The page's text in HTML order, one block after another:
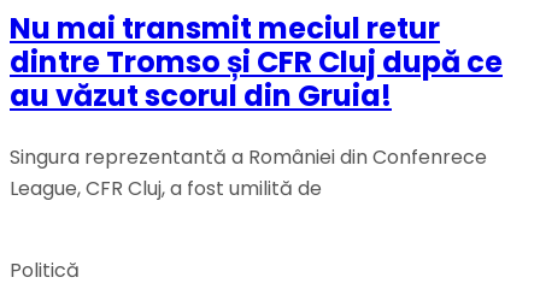
Nu mai transmit meciul retur
dintre Tromso și CFR Cluj după ce
au văzut scorul din Gruia!
Singura reprezentantă a României din Confenrece
League, CFR Cluj, a fost umilită de
Politică